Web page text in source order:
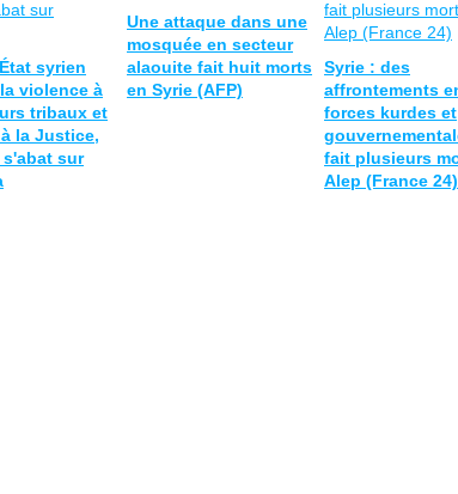
syrien
violence à
tribaux et
la Justice,
sur
Une attaque dans une
mosquée en secteur
alaouite fait huit morts
en Syrie (AFP)
Syrie : des
affrontements
forces kurdes et
fait plusieurs
Alep (France 24)